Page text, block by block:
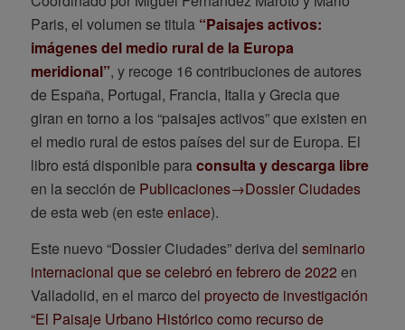
Paris, el volumen se titula “Paisajes activos:
imágenes del medio rural de la Europa
meridional”, y recoge 16 contribuciones de autores
de España, Portugal, Francia, Italia y Grecia que
giran en torno a los “paisajes activos” que existen en
el medio rural de estos países del sur de Europa. El
libro está disponible paraconsulta y descarga libre
en la sección de Publicaciones→Dossier Ciudades
de esta web (en este enlace).
Este nuevo “Dossier Ciudades” deriva del seminario
internacional que se celebró en febrero de 2022 en
Valladolid, en el marco del proyecto de investigación
“El Paisaje Urbano Histórico como recurso de